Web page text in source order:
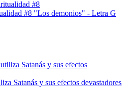
#8 "Los demonios" - Letra G
Satanás y sus efectos devastadores